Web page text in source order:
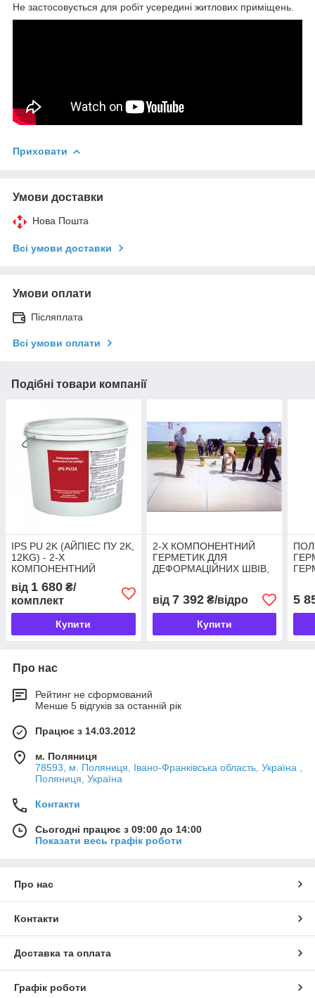
Не застосовується для робіт усередині житлових приміщень.
Приховати
Умови доставки
Нова Пошта
Всі умови доставки
Умови оплати
Післяплата
Всі умови оплати
Подібні товари компанії
IPS PU 2K (АЙПІЕС ПУ 2K,
12KG) - 2-Х
КОМПОНЕНТНИЙ
ПОЛІУРЕТАНОВИЙ
ГЕРМЕТИК
від 1 680 ₴/
комплект
Купити
2-Х КОМПОНЕНТНИЙ
ГЕРМЕТИК ДЛЯ
ДЕФОРМАЦІЙНИХ ШВІВ,
від 7 392₴/відро
Купити
5
Про нас
Рейтинг не сформований
Менше 5 відгуків за останній рік
Працює з 14.03.2012
м. Поляниця
78593, м. Поляниця, Івано-Франківська область, Україна ,
Поляниця, Україна
Контакти
Сьогодні працює з 09:00 до 14:00
Показати весь графік роботи
Про нас
Контакти
Доставка та оплата
Графік роботи